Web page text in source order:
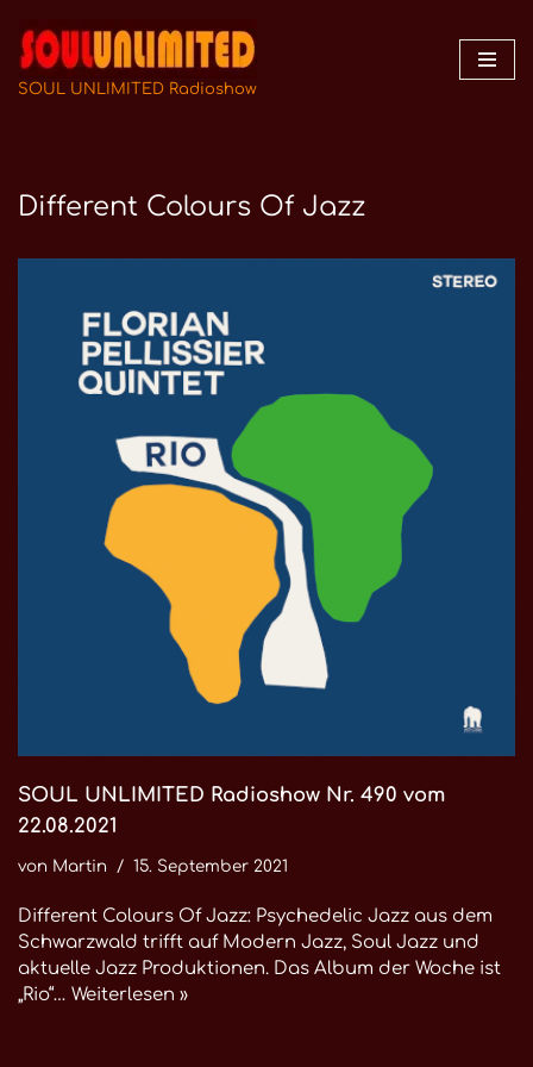
Zum
Inhalt
SOUL UNLIMITED Radioshow
Different Colours Of Jazz
SOUL UNLIMITED Radioshow Nr. 490 vom
22.08.2021
von Martin 15. September 2021
Different Colours Of Jazz: Psychedelic Jazz aus dem
Schwarzwald trifft auf Modern Jazz, Soul Jazz und
aktuelle Jazz Produktionen. Das Album der Woche ist
„Rio“… Weiterlesen »